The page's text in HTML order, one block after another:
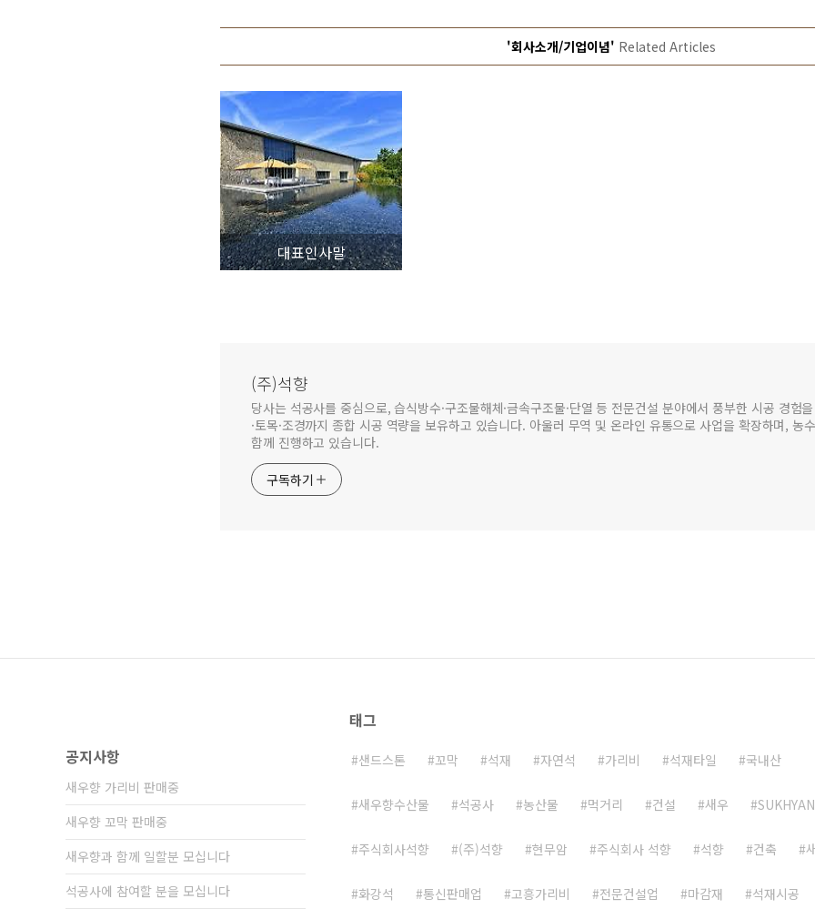
'회사소개/기업이념' Related Articles
대표인사말
(주)석향
당사는 석공사를 중심으로, 습식방수·구조물해체·금속구조물·단열 등 전문건설 분야에서 풍부한 시공 경험
·토목·조경까지 종합 시공 역량을 보유하고 있습니다. 아울러 무역 및 온라인 유통으로 사업을 확장하며, 농
함께 진행하고 있습니다.
구독하기
공지사항
새우향 가리비 판매중
새우향 꼬막 판매중
새우향과 함께 일할분 모십니다
석공사에 참여할 분을 모십니다
태그
샌드스톤 꼬막 석재 자연석 가리비 석재타일 국내산
새우향수산물 석공사 농산물 먹거리 건설 새우
주식회사석향 (주)석향 현무암 주식회사 석향 석향 건축
화강석 통신판매업 고흥가리비 전문건설업 마감재 석재시공